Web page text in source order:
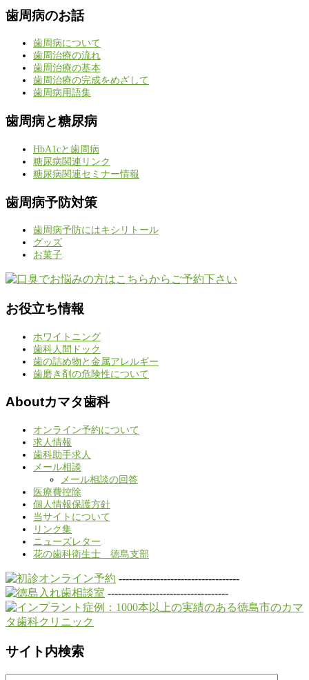
歯周病のお話
歯周病について
歯周治療の流れ
歯周治療の基本
歯周治療の完成をめざして
歯周病用語集
歯周病と糖尿病
HbA1cと歯周病
糖尿病関連リンク
糖尿病関連セミナー情報
歯周病予防対策
歯周病予防にはキシリトール
グッズ
お菓子
お役立ち情報
ホワイトニング
歯科人間ドック
歯の詰め物と金属アレルギー
歯磨き剤の危険性について
Aboutカマタ歯科
オンライン予約について
求人情報
歯科助手求人
メール相談
メール相談の回答
医療費控除
個人情報保護方針
当サイトについて
リンク集
ニューズレター
花の歯科衛生士 徳島支部
-----------------------------------
-----------------------------------
サイト内検索